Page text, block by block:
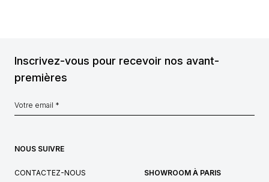
Inscrivez-vous pour recevoir nos avant-
premières
NOUS SUIVRE
CONTACTEZ-NOUS
SHOWROOM À PARIS